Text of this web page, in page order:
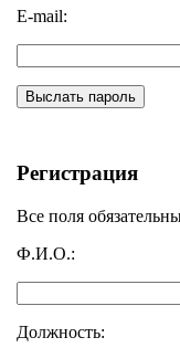
E-mail:
Выслать пароль
Регистрация
Все поля
Ф.И.О.:
Должность: